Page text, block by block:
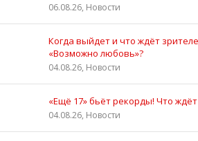
06.08.26, Новости
Когда выйдет и что ждёт
«Возможно любовь»?
04.08.26, Новости
«Ещё 17» бьёт рекорды! Что
04.08.26, Новости